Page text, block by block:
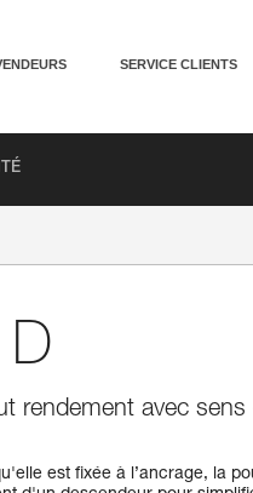
SERVICE CLIENTS
rendement avec
est fixée à l’ancrage, la